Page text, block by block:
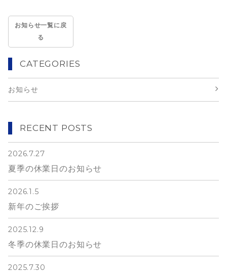
お知らせ一覧に戻
る
CATEGORIES
お知らせ
RECENT POSTS
2026.7.27
夏季の休業日のお知らせ
2026.1.5
新年のご挨拶
2025.12.9
冬季の休業日のお知らせ
2025.7.30